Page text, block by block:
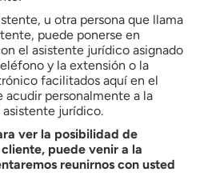
ENTRADA SIGUIENTE
RECIENTES
u otra persona que llama
puede ponerse en
el asistente jurídico asignado
y la extensión o la
facilitados aquí en el
acudir personalmente a la
jurídico.
ver la posibilidad de
puede venir a la
reunirnos con usted